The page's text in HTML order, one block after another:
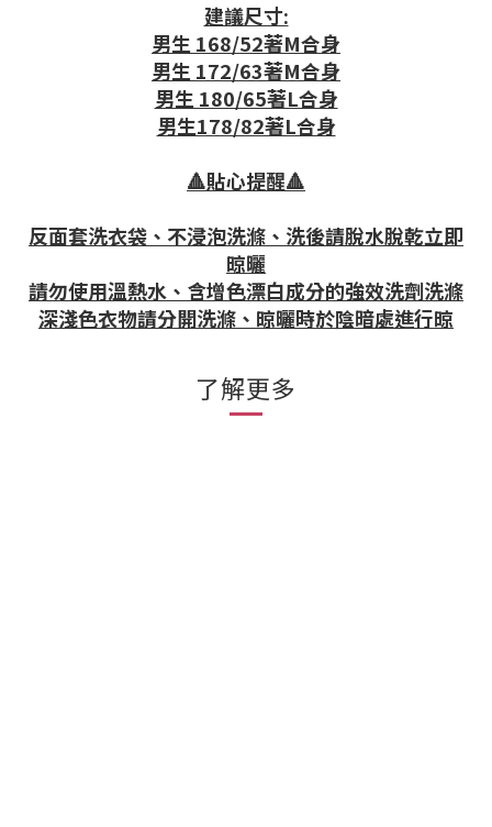
建議尺寸:
男生 168/52著M合身
男生 172/63著M合身
男生 180/65著L合身
男生178/82著L合身
🔺貼心提醒🔺
反面套洗衣袋、不浸泡洗滌、洗後請脫水脫乾立即
晾曬
請勿使用溫熱水、含增色漂白成分的強效洗劑洗滌
深淺色衣物請分開洗滌、晾曬時於陰暗處進行晾
了解更多